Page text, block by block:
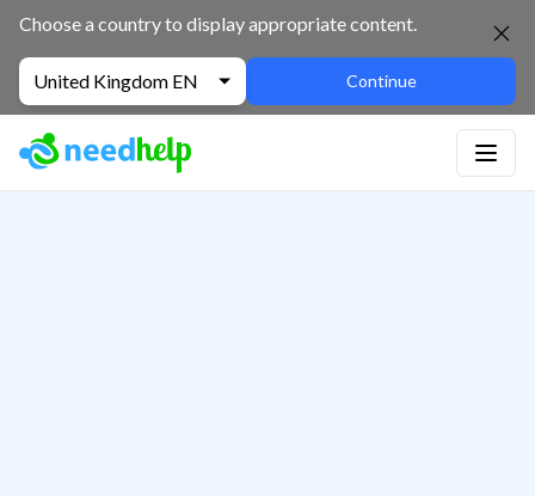
Choose a country to display appropriate content.
United Kingdom EN Continue